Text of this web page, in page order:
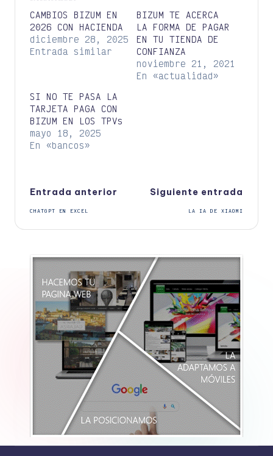
CAMBIOS BIZUM EN
2026 CON HACIENDA
diciembre 28, 2025
Entrada similar
BIZUM TE ACERCA
LA FORMA DE PAGAR
EN TU TIENDA DE
CONFIANZA
noviembre 21, 2021
En «actualidad»
SI NO TE PASA LA
TARJETA PAGA CON
BIZUM EN LOS TPVs
mayo 18, 2025
En «bancos»
Navegación
Entrada anterior
CHATGPT EN EXCEL
Siguiente entrada
LA IA DE XIAOMI